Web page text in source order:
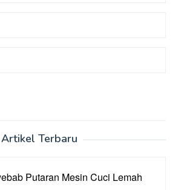
Artikel Terbaru
Putaran Mesin Cuci Lemah